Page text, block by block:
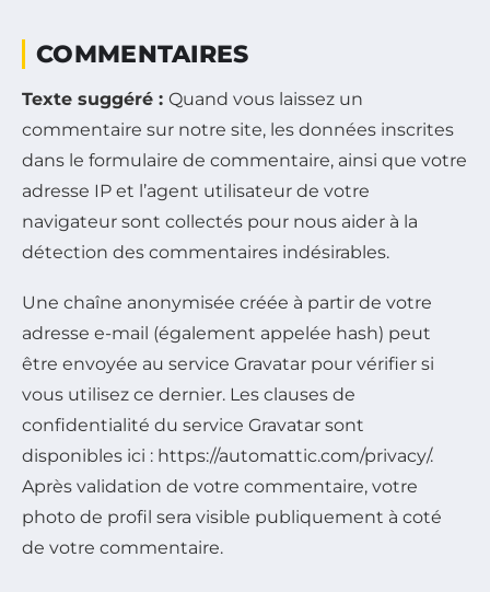
COMMENTAIRES
Texte suggéré : Quand vous laissez un
commentaire sur notre site, les données inscrites
dans le formulaire de commentaire, ainsi que votre
adresse IP et l’agent utilisateur de votre
navigateur sont collectés pour nous aider à la
détection des commentaires indésirables.
Une chaîne anonymisée créée à partir de votre
adresse e-mail (également appelée hash) peut
être envoyée au service Gravatar pour vérifier si
vous utilisez ce dernier. Les clauses de
confidentialité du service Gravatar sont
disponibles ici : https://automattic.com/privacy/.
Après validation de votre commentaire, votre
photo de profil sera visible publiquement à coté
de votre commentaire.